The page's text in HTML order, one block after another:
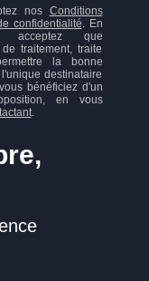
nos Conditions
confidentialité. En
acceptez que
traitement, traite
la bonne
destinataire
bénéficiez d'un
en vous
.